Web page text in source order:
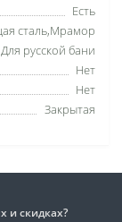
Есть
сталь,Мрамор
Для русской бани
Нет
Нет
Закрытая
и скидках?